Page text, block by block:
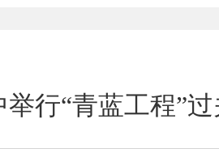
行“青蓝工程”